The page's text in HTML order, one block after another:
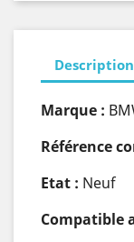
Description
Marque :
Référence
Etat : Neuf
Compatible